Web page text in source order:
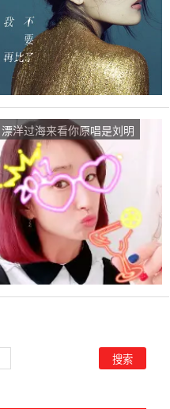
漂洋过海来看你原唱是刘明
湘，由妖精翻唱(试听次
数:104)